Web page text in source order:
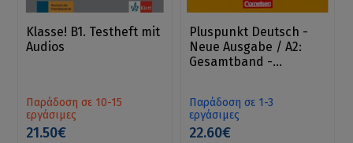
Klasse! B1. Testheft mit
Audios
Παράδοση σε 10-15
εργάσιμες
21.50€
Pluspunkt Deutsch -
Neue Ausgabe / A2:
Gesamtband -
Παράδοση σε 1-3
εργάσιμες
22.60€